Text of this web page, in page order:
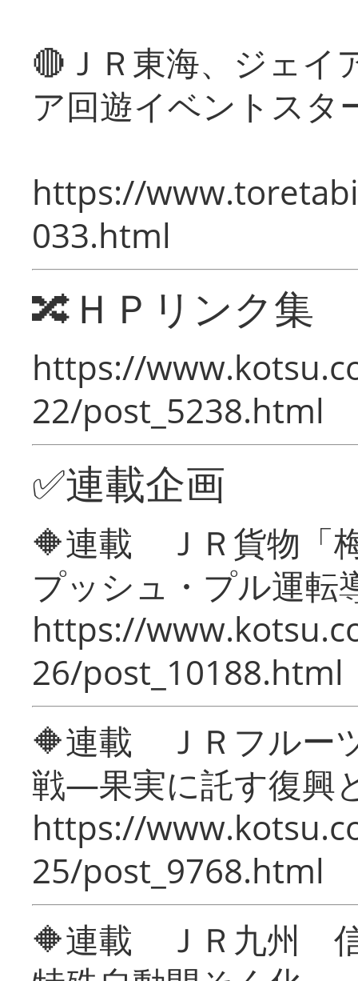
🔴ＪＲ東海、ジェイ
ア回遊イベントスタ
https://
033.html
🔀ＨＰリンク集
https://
22/post_5238.html
✅連載企画
🔶連載 ＪＲ貨物「
プッシュ・プル運転
https://
26/post_10188.html
🔶連載 ＪＲフルー
戦―果実に託す復興
https://
25/post_9768.html
🔶連載 ＪＲ九州 信